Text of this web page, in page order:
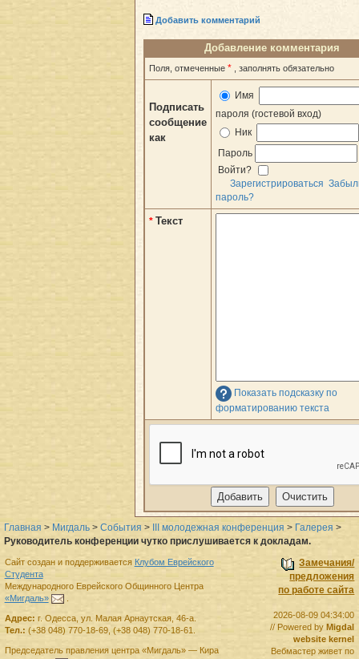
Добавить комментарий
Добавление комментария
Поля, отмеченные * , заполнять обязательно
Подписать
сообщение
как
Имя
пароля (гостевой вход)
Ник
Пароль
Войти?
Зарегистрироваться
пароль?
* Текст
Показать подсказку по
форматированию текста
Главная > Мигдаль > События > III молодежная конференция > Галерея >
Руководитель конференции чутко прислушивается к докладам.
Замечания/
предложения
по работе сайта
2026-08-09 04:34:00
// Powered byMigdal
website kernel
Вебмастер живет по
Сайт создан и поддерживается Клубом Еврейского
Студента
Международного Еврейского Общинного Центра
«Мигдаль»
.
Адрес: г. Одесса, ул. Малая Арнаутская, 46-а.
Тел.: (+38 048) 770-18-69, (+38 048) 770-18-61
Председатель правленияцентра «Мигдаль»— Кира